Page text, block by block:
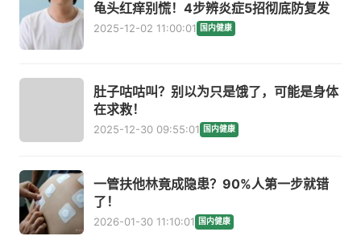
龟头红痒别慌！4步辨炎症5招彻底防复发
2025-12-02 11:00:01 国内健康
肚子咕咕叫？别以为只是饿了，可能是身体
在求救！
2025-12-30 09:55:01 国内健康
一管扶他林竟成隐患？90%人第一步就错
了！
2026-01-30 11:10:01 国内健康